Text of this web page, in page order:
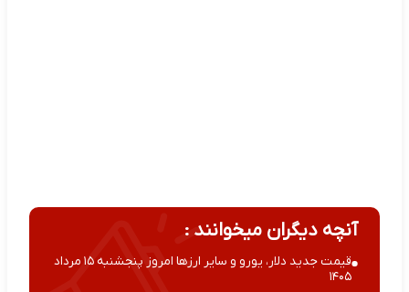
آنچه دیگران میخوانند :
قیمت جدید دلار، یورو و سایر ارزها امروز پنجشنبه ۱۵ مرداد
۱۴۰۵